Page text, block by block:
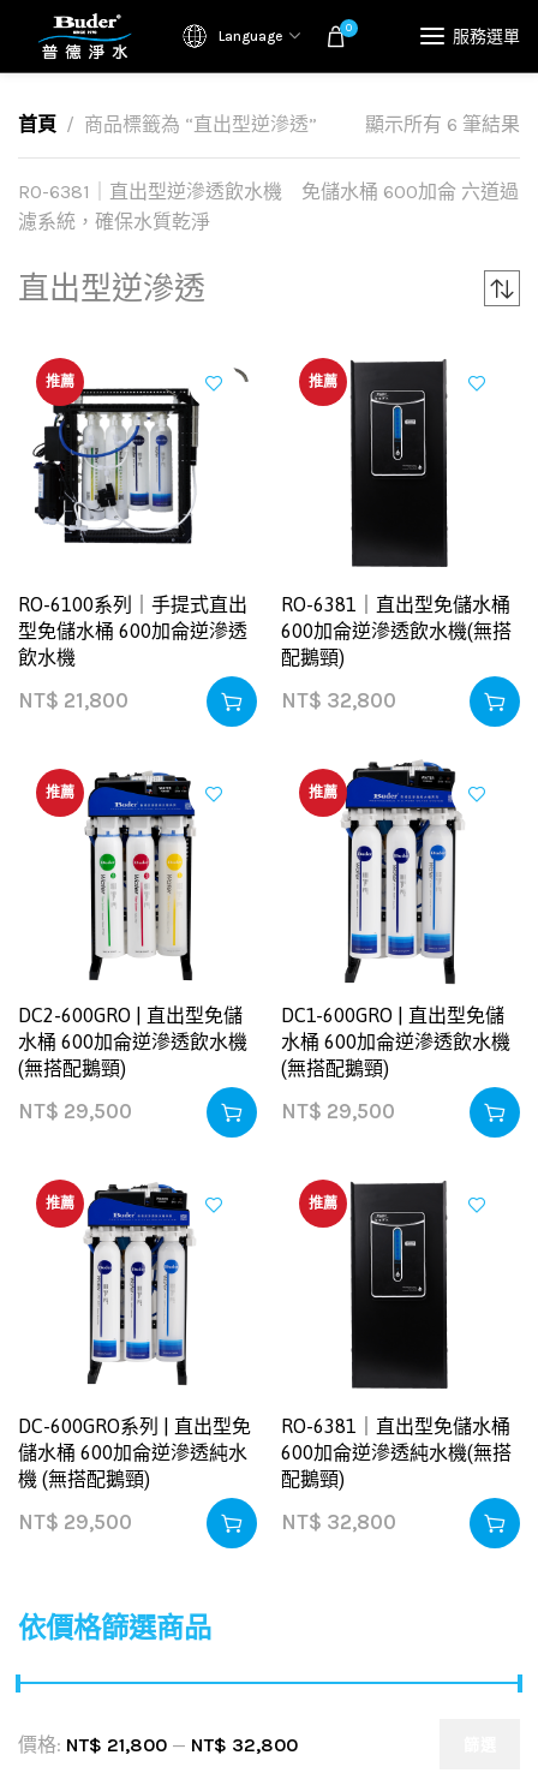
Language 0 服務選單
首頁 商品標籤為 “直出型逆滲透” 顯示所有 6 筆結果
依價格篩選商品
價格: NT$ 21,800 — NT$ 32,800
RO-6381｜直出型逆滲透飲水機 免儲水桶 600加侖 六道過
濾系統，確保水質乾淨
直出型逆滲透
推薦
RO-6100系列｜手提式直出
型免儲水桶 600加侖逆滲透
飲水機
NT$ 21,800
推薦
RO-6381｜直出型免儲水桶
600加侖逆滲透飲水機(無搭
配鵝頸)
NT$ 32,800
推薦
DC2-600GRO | 直出型免儲
水桶 600加侖逆滲透飲水機
(無搭配鵝頸)
NT$ 29,500
推薦
DC1-600GRO | 直出型免儲
水桶 600加侖逆滲透飲水機
(無搭配鵝頸)
NT$ 29,500
推薦
DC-600GRO系列 | 直出型免
儲水桶 600加侖逆滲透純水
機 (無搭配鵝頸)
NT$ 29,500
推薦
RO-6381｜直出型免儲水桶
600加侖逆滲透純水機(無搭
配鵝頸)
NT$ 32,800